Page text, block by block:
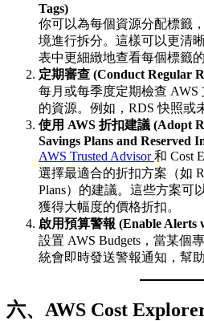
Tags)
你可以為每個資源分配標籤
境進行拆分。這樣可以更清
表中更細緻地查看每個標籤的
定期審查 (Conduct Regular
每月或每季度定期檢查
的資源。例如，RDS 快照或
使用 AWS 折扣建議 (Adopt
Savings Plans and Reserved
AWS Trusted Advisor和 Cost
選擇最適合的折扣方案（如
Plans）的建議。這些方案可
獲得大幅度的價格折扣。
啟用預算警報 (Enable Alerts
設置 AWS Budgets，當某個
統會即時發送警報通知，幫
六、AWS Cost